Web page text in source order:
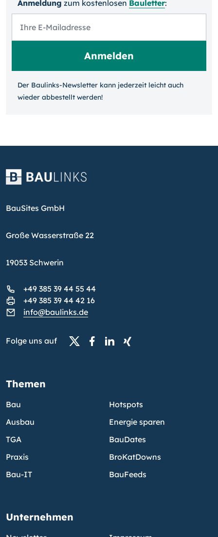
Anmeldung zum kosten­losen Bauletter:
Der Baulinks-Newsletter kann jeder­zeit leicht auch
wieder ab­bestellt werden!
BauSites GmbH
Große Wasserstraße 22
19053 Schwerin
+49 385 39 44 55 44
+49 385 39 44 42 16
info@baulinks.de
Folge uns auf
Themen
Bau
Ausbau
TGA
Praxis
Bau-IT
Hotspots
Energie sparen
BauDates
BroKatDowns
BauFeeds
Unternehmen